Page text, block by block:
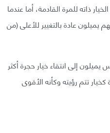
ذاته للمرة القادمة، أما عندما
يميلون عادة بالتغيير للأعلى (من
إلى انتقاء خيار حجرة أكثر
تتم رؤيته وكأنه الأقوى